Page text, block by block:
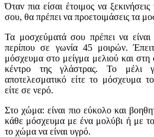
Όταν πια είσαι έτοιμος να
σου, θα πρέπει να προετοιμάσεις τα
Τα μοσχεύματά σου πρέπει να
περίπου σε γωνία 45 μοιρών.
μόσχευμα στο μείγμα μελιού και
κέντρο της γλάστρας. Το μέλι
αποτελεσματικό είτε το μόσχευμα
είτε σε νερό.
Στο χώμα: είναι πιο εύκολο και
κάθε μόσχευμα με ένα μολύβι ή με
το χώμα να είναι υγρό.